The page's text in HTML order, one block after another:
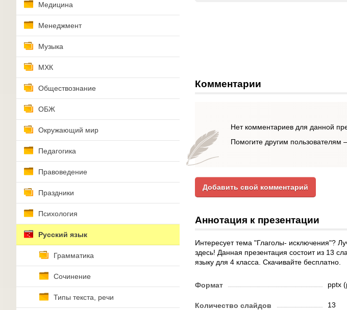
Медицина
Менеджмент
Музыка
МХК
Обществознание
ОБЖ
Окружающий мир
Педагогика
Правоведение
Праздники
Психология
Русский язык
Грамматика
Сочинение
Типы текста, речи
Комментарии
Нет комментариев для данной
Помогите другим пользователям
Добавить свой комментарий
Аннотация к презентации
Интересует тема "Глаголы- исключения"?
здесь! Данная презентация состоит из 13
языку для 4 класса. Скачивайте бесплатно.
Формат pptx
Количество слайдов 13